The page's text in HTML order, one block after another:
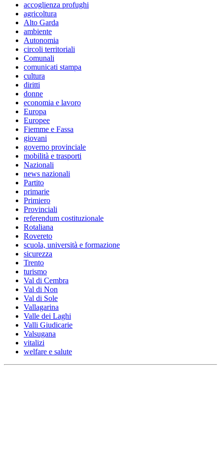
accoglienza profughi
agricoltura
Alto Garda
ambiente
Autonomia
circoli territoriali
Comunali
comunicati stampa
cultura
diritti
donne
economia e lavoro
Europa
Europee
Fiemme e Fassa
giovani
governo provinciale
mobilità e trasporti
Nazionali
news nazionali
Partito
primarie
Primiero
Provinciali
referendum costituzionale
Rotaliana
Rovereto
scuola, università e formazione
sicurezza
Trento
turismo
Val di Cembra
Val di Non
Val di Sole
Vallagarina
Valle dei Laghi
Valli Giudicarie
Valsugana
vitalizi
welfare e salute